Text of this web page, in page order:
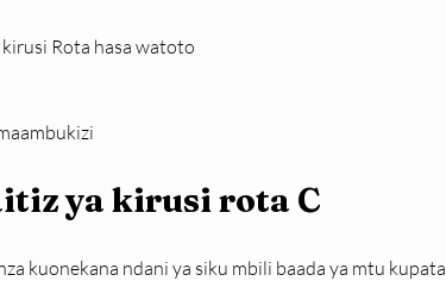
Rota hasa watoto
ya kirusi rota C
kuonekana ndani ya siku mbili baada ya mtu kupata